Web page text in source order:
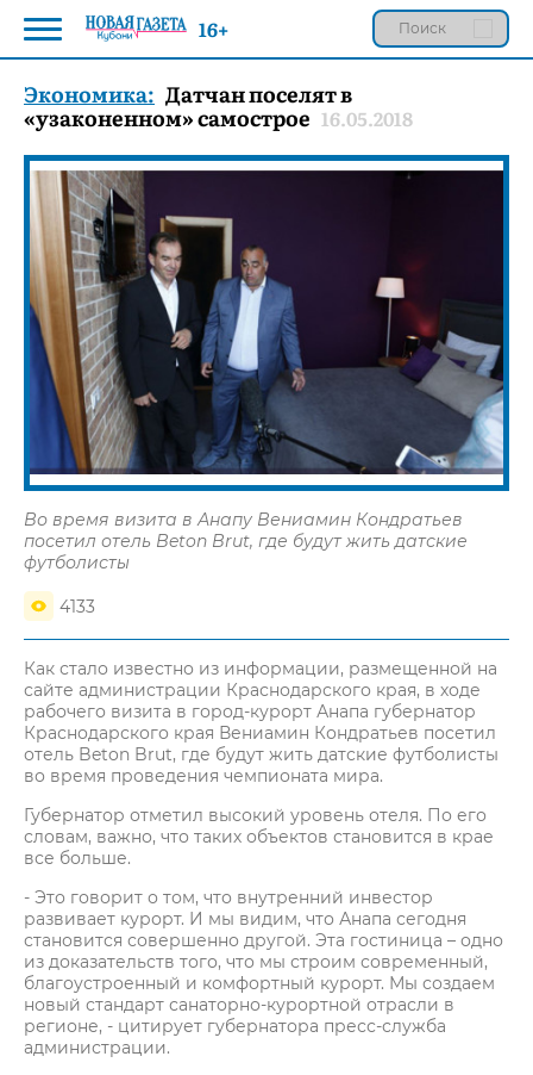
Экономика: Датчан поселят в
«узаконенном» самострое 16.05.2018
Во время визита в Анапу Вениамин Кондратьев
посетил отель Beton Brut, где будут жить датские
футболисты
4133
Как стало известно из информации, размещенной на
сайте администрации Краснодарского края, в ходе
рабочего визита в город-курорт Анапа губернатор
Краснодарского края Вениамин Кондратьев посетил
отель Beton Brut, где будут жить датские футболисты
во время проведения чемпионата мира.
Губернатор отметил высокий уровень отеля. По его
словам, важно, что таких объектов становится в крае
все больше.
- Это говорит о том, что внутренний инвестор
развивает курорт. И мы видим, что Анапа сегодня
становится совершенно другой. Эта гостиница – одно
из доказательств того, что мы строим современный,
благоустроенный и комфортный курорт. Мы создаем
новый стандарт санаторно-курортной отрасли в
регионе, - цитирует губернатора пресс-служба
администрации.
16+